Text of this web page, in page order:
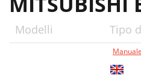
Modelli Tipo